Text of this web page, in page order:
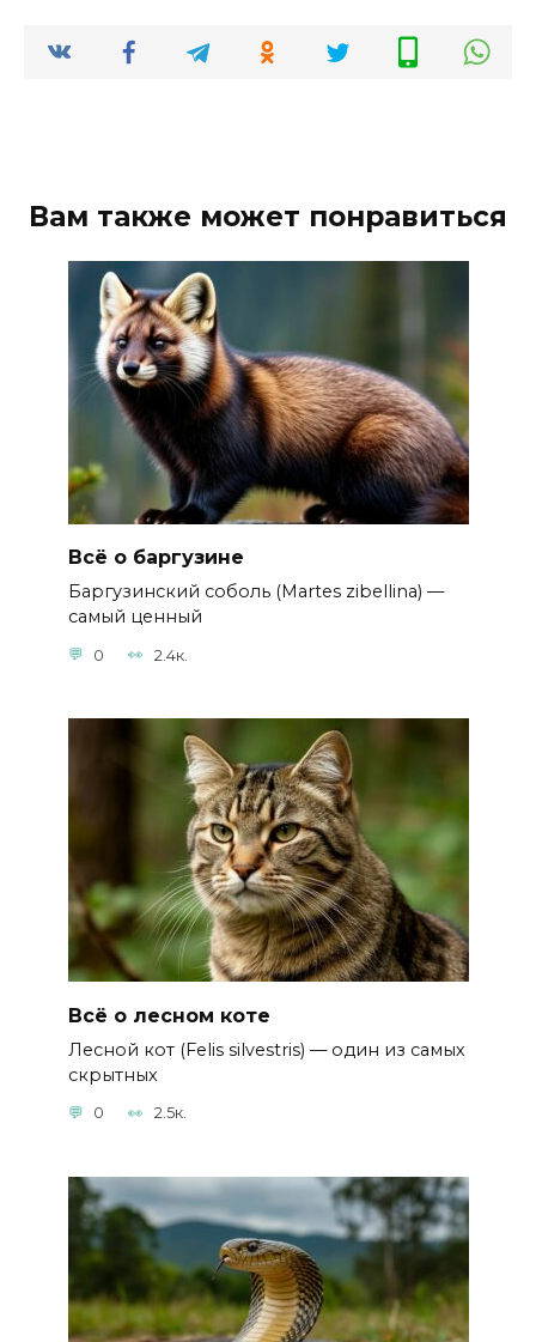
Вам также может понравиться
Всё о баргузине
Баргузинский соболь (Martes zibellina) —
самый ценный
0 2.4к.
Всё о лесном коте
Лесной кот (Felis silvestris) — один из самых
скрытных
0 2.5к.